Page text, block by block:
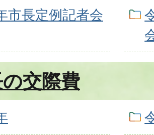
市長定例記者会
交際費